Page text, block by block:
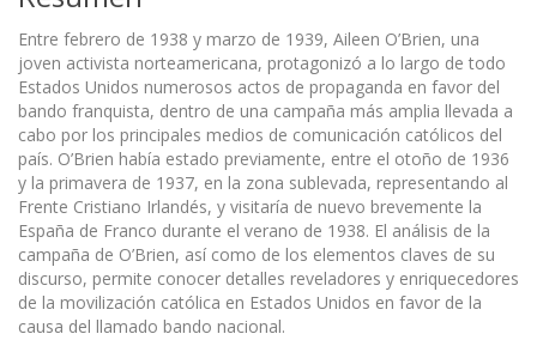
Entre febrero de 1938 y marzo de 1939, Aileen O’Brien, una
joven activista norteamericana, protagonizó a lo largo de todo
Estados Unidos numerosos actos de propaganda en favor del
bando franquista, dentro de una campaña más amplia llevada a
cabo por los principales medios de comunicación católicos del
país. O’Brien había estado previamente, entre el otoño de 1936
y la primavera de 1937, en la zona sublevada, representando al
Frente Cristiano Irlandés, y visitaría de nuevo brevemente la
España de Franco durante el verano de 1938. El análisis de la
campaña de O’Brien, así como de los elementos claves de su
discurso, permite conocer detalles reveladores y enriquecedores
de la movilización católica en Estados Unidos en favor de la
causa del llamado bando nacional.